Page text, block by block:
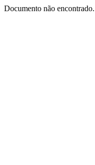
Documento não encontrado.